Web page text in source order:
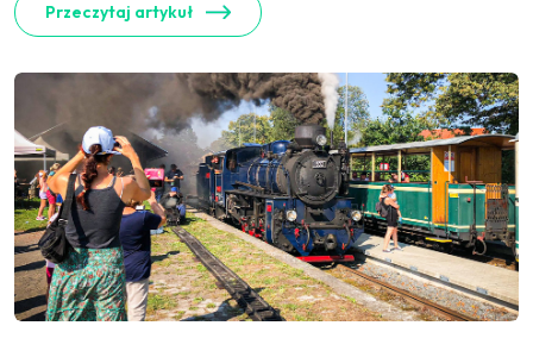
Przeczytaj artykuł